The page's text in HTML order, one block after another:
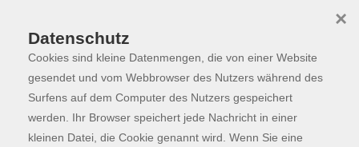
Skip to main content
Programm
Der Kurs konnte nicht gefunden werden.
Datenschutz
Cookies sind kleine Datenmengen, die von einer Website
gesendet und vom Webbrowser des Nutzers während des
Surfens auf dem Computer des Nutzers gespeichert
werden. Ihr Browser speichert jede Nachricht in einer
kleinen Datei, die Cookie genannt wird. Wenn Sie eine
×